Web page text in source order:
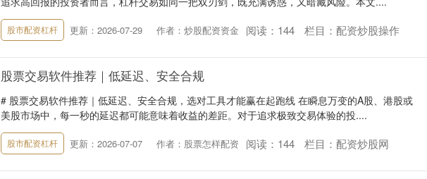
股市配资杠杆 更新：2026-07-29 作者：炒股配资资金 阅读： 144 栏目： 配资炒股操作
股票交易软件推荐｜低延迟、安全合规
# 股票交易软件推荐｜低延迟、安全合规，选对工具才能赢在起跑线 在瞬息万变的A股、港股或
美股市场中，每一秒的延迟都可能意味着收益的差距。对于追求极致交易体验的投....
股市配资杠杆 更新：2026-07-07 作者：股票怎样配资 阅读： 144 栏目： 配资炒股网